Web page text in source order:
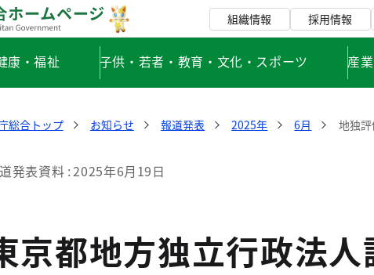
組織情報 採用情報
康・福祉 子供・若者・教育・文化・スポーツ 産
総合トップ お知らせ 報道発表 2025年 6月 地独
発表資料 2025年6月19日
京都地方独立行政法